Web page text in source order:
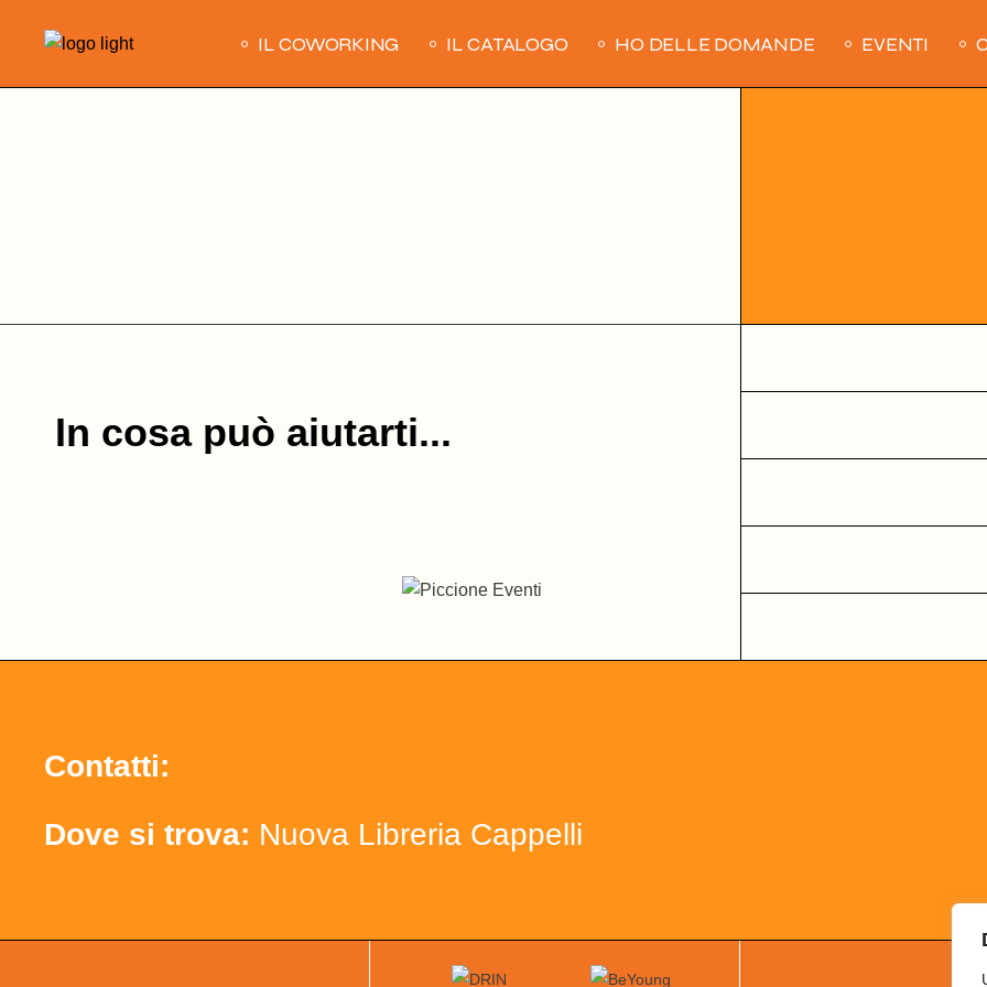
IL COWORKING IL CATALOGO HO DELLE DOMANDE EVENTI
In cosa può aiutarti...
Contatti:
Dove si trova: Nuova Libreria Cappelli